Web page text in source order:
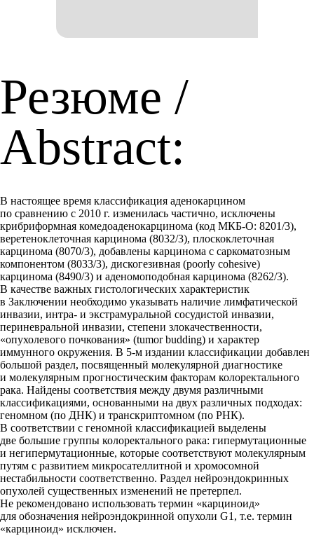
Резюме /
Abstract:
В настоящее время классификация аденокарцином
по сравнению с 2010 г. изменилась частично, исключены
крибриформная комедоаденокарцинома (код МКБ-О: 8201/3),
веретеноклеточная карцинома (8032/3), плоскоклеточная
карцинома (8070/3), добавлены карцинома с саркоматозным
компонентом (8033/3), дискогезивная (poorly cohesive)
карцинома (8490/3) и аденомоподобная карцинома (8262/3).
В качестве важных гистологических характеристик
в Заключении необходимо указывать наличие лимфатической
инвазии, интра- и экстрамуральной сосудистой инвазии,
периневральной инвазии, степени злокачественности,
«опухолевого почкования» (tumor budding) и характер
иммунного окружения. В 5-м издании классификации добавлен
большой раздел, посвященный молекулярной диагностике
и молекулярным прогностическим факторам колоректального
рака. Найдены соответствия между двумя различными
классификациями, основанными на двух различных подходах:
геномном (по ДНК) и транскриптомном (по РНК).
В соответствии с геномной классификацией выделены
две большие группы колоректального рака: гипермутационные
и негипермутационные, которые соответствуют молекулярным
путям с развитием микросателлитной и хромосомной
нестабильности соответственно. Раздел нейроэндокринных
опухолей существенных изменений не претерпел.
Не рекомендовано использовать термин «карциноид»
для обозначения нейроэндокринной опухоли G1, т.е. термин
«карциноид» исключен.